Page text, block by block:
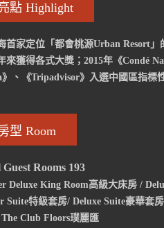
點 Highlight
首家定位「都會桃源Urban Resort」
來獲得各式大獎；2015年《Condé
、《Tripadvisor》入選中國區指標
型 Room
Rooms 193
Deluxe King Room高級大床房 /
Suite特級套房/ Deluxe Suite豪華套
Club Floors璞麗匯